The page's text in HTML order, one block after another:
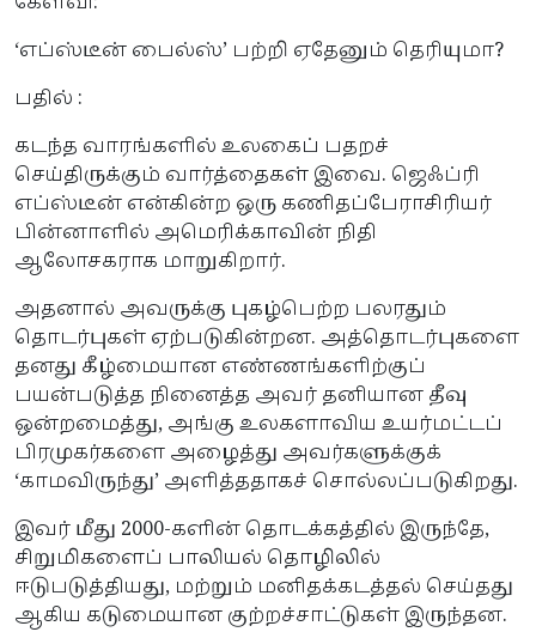
‘எப்ஸ்டீன் பைல்ஸ்’ பற்றி ஏதேனும் தெரியுமா?
பதில் :
கடந்த வாரங்களில் உலகைப் பதறச்
செய்திருக்கும் வார்த்தைகள் இவை. ஜெஃப்ரி
எப்ஸ்டீன் என்கின்ற ஒரு கணிதப்பேராசிரியர்
பின்னாளில் அமெரிக்காவின் நிதி
ஆலோசகராக மாறுகிறார்.
அதனால் அவருக்கு புகழ்பெற்ற பலரதும்
தொடர்புகள் ஏற்படுகின்றன. அத்தொடர்புகளை
தனது கீழ்மையான எண்ணங்களிற்குப்
பயன்படுத்த நினைத்த அவர் தனியான தீவு
ஒன்றமைத்து, அங்கு உலகளாவிய உயர்மட்டப்
பிரமுகர்களை அழைத்து அவர்களுக்குக்
‘காமவிருந்து’ அளித்ததாகச் சொல்லப்படுகிறது.
இவர் மீது 2000-களின் தொடக்கத்தில் இருந்தே,
சிறுமிகளைப் பாலியல் தொழிலில்
ஈடுபடுத்தியது, மற்றும் மனிதக்கடத்தல் செய்தது
ஆகிய கடுமையான குற்றச்சாட்டுகள் இருந்தன.